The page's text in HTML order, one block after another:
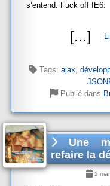
s’entend. Fuck off IE6.
[…]
Tags: ajax,
Publié dans
Une
refaire la
2